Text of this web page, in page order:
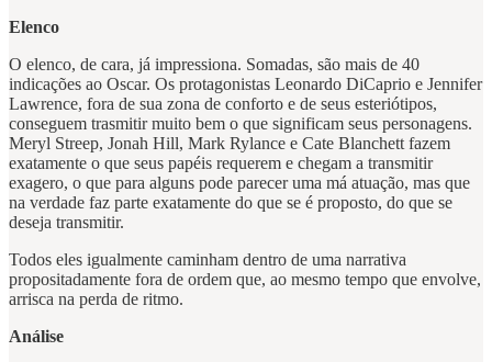
Elenco
O elenco, de cara, já impressiona. Somadas, são mais de 40
indicações ao Oscar. Os protagonistas Leonardo DiCaprio e Jennifer
Lawrence, fora de sua zona de conforto e de seus esteriótipos,
conseguem trasmitir muito bem o que significam seus personagens.
Meryl Streep, Jonah Hill, Mark Rylance e Cate Blanchett fazem
exatamente o que seus papéis requerem e chegam a transmitir
exagero, o que para alguns pode parecer uma má atuação, mas que
na verdade faz parte exatamente do que se é proposto, do que se
deseja transmitir.
Todos eles igualmente caminham dentro de uma narrativa
propositadamente fora de ordem que, ao mesmo tempo que envolve,
arrisca na perda de ritmo.
Análise